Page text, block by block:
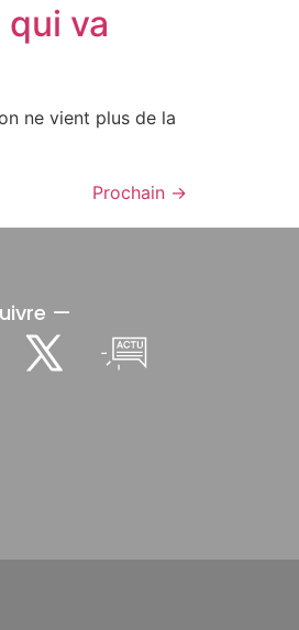
va
ne vient plus de la
Prochain →
—